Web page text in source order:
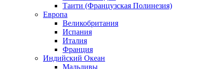
Таити (Французская Полинезия)
Европа
Великобритания
Испания
Италия
Франция
Индийский Океан
Мальдивы